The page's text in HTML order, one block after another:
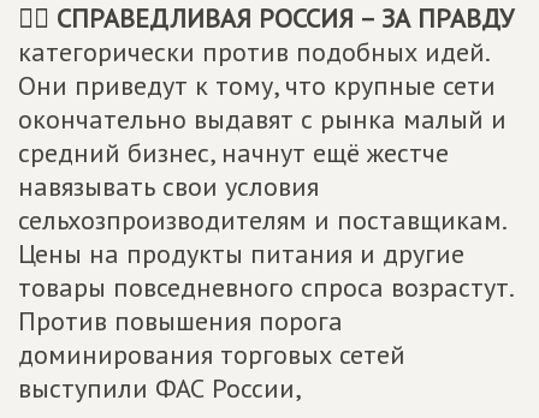
🙅‍♂ СПРАВЕДЛИВАЯ РОССИЯ – ЗА ПРАВДУ
категорически против подобных идей.
Они приведут к тому, что крупные сети
окончательно выдавят с рынка малый и
средний бизнес, начнут ещё жестче
навязывать свои условия
сельхозпроизводителям и поставщикам.
Цены на продукты питания и другие
товары повседневного спроса возрастут.
Против повышения порога
доминирования торговых сетей
выступили ФАС России,